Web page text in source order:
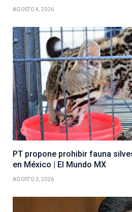
AGOSTO 4, 2026
PT propone prohibir fauna
en México | El Mundo MX
AGOSTO 3, 2026